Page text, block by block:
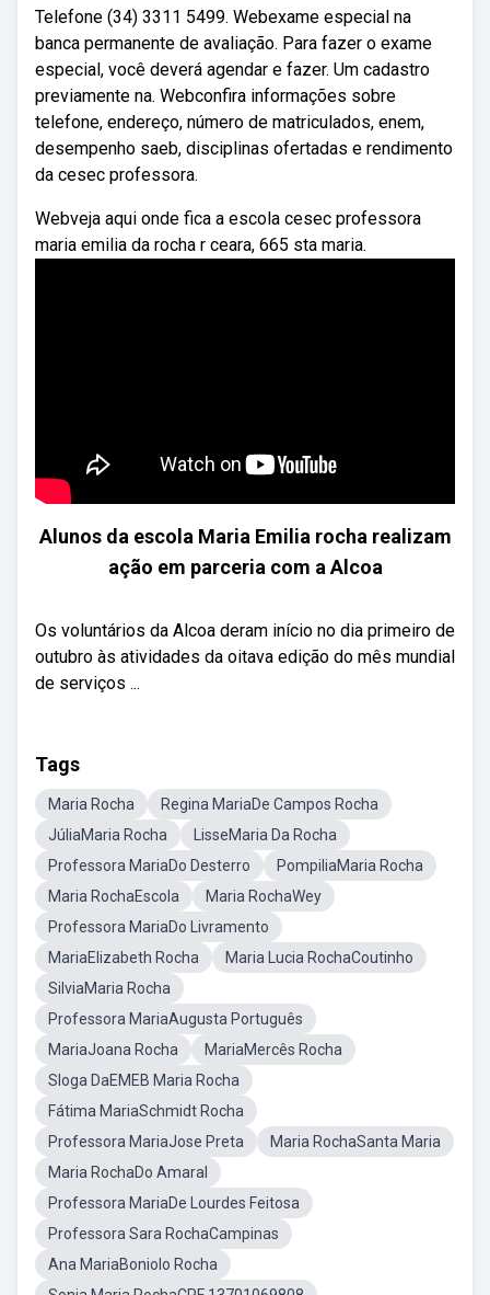
Telefone (34) 3311 5499. Webexame especial na
banca permanente de avaliação. Para fazer o exame
especial, você deverá agendar e fazer. Um cadastro
previamente na. Webconfira informações sobre
telefone, endereço, número de matriculados, enem,
desempenho saeb, disciplinas ofertadas e rendimento
da cesec professora.
Webveja aqui onde fica a escola cesec professora
maria emilia da rocha r ceara, 665 sta maria.
Alunos da escola Maria Emilia rocha realizam
ação em parceria com a Alcoa
Os voluntários da Alcoa deram início no dia primeiro de
outubro às atividades da oitava edição do mês mundial
de serviços ...
Tags
Maria Rocha
Regina MariaDe Campos Rocha
JúliaMaria Rocha
LisseMaria Da Rocha
Professora MariaDo Desterro
PompiliaMaria Rocha
Maria RochaEscola
Maria RochaWey
Professora MariaDo Livramento
MariaElizabeth Rocha
Maria Lucia RochaCoutinho
SilviaMaria Rocha
Professora MariaAugusta Português
MariaJoana Rocha
MariaMercês Rocha
Sloga DaEMEB Maria Rocha
Fátima MariaSchmidt Rocha
Professora MariaJose Preta
Maria RochaSanta Maria
Maria RochaDo Amaral
Professora MariaDe Lourdes Feitosa
Professora Sara RochaCampinas
Ana MariaBoniolo Rocha